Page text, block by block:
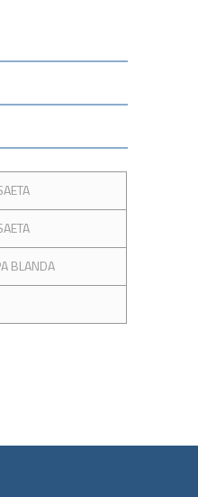
BLANDA